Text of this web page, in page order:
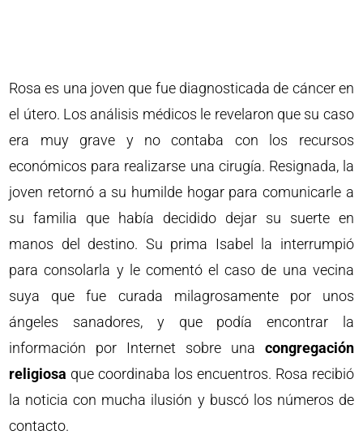
Rosa es una joven que fue diagnosticada de cáncer en
el útero. Los análisis médicos le revelaron que su caso
era muy grave y no contaba con los recursos
económicos para realizarse una cirugía. Resignada, la
joven retornó a su humilde hogar para comunicarle a
su familia que había decidido dejar su suerte en
manos del destino. Su prima Isabel la interrumpió
para consolarla y le comentó el caso de una vecina
suya que fue curada milagrosamente por unos
ángeles sanadores, y que podía encontrar la
información por Internet sobre una congregación
religiosa que coordinaba los encuentros. Rosa recibió
la noticia con mucha ilusión y buscó los números de
contacto.